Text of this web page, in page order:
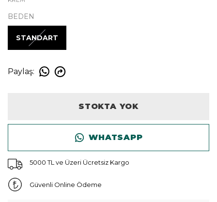
BEDEN
STANDART
Paylaş:
STOKTA YOK
WHATSAPP
5000 TL ve Üzeri Ücretsiz Kargo
Güvenli Online Ödeme